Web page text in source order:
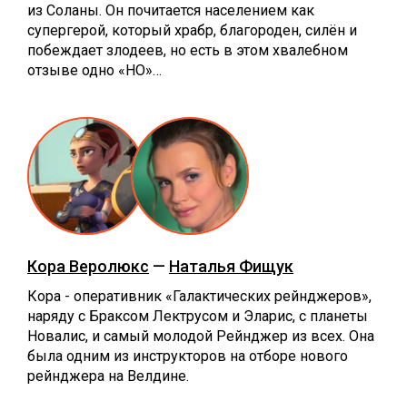
из Соланы. Он почитается населением как
супергерой, который храбр, благороден, силён и
побеждает злодеев, но есть в этом хвалебном
отзыве одно «НО»…
Кора Веролюкс — Наталья Фищук
Кора - оперативник «Галактических рейнджеров»,
наряду с Браксом Лектрусом и Эларис, с планеты
Новалис, и самый молодой Рейнджер из всех. Она
была одним из инструкторов на отборе нового
рейнджера на Велдине.